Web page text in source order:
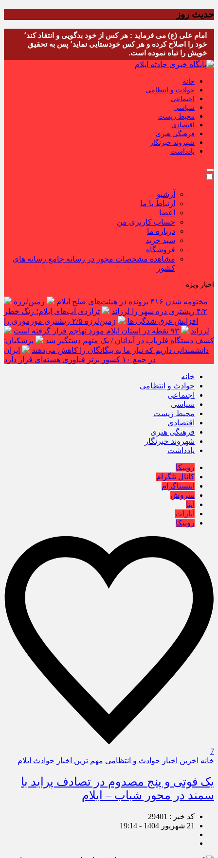
حدیث روز
امام علی (ع) می فرماید : هر کس از خود بدگویی و انتقاد کند٬
خود را اصلاح کرده و هر کس خودستایی نماید٬ پس به تحقیق
خویش را تباه نموده است.
خانه
حوادث و انتظامی
اجتماعی
سیاسی
محیط زیست
اقتصادی
فرهنگی هنری
شهروند خبرنگار
یادداشت
آرشیو
ارتباط با ما
اعضا
حساب کاربری من
درباره ما
سبد خرید
فروشگاه
مشاهده مشخصات مجوز در رسانه جامع رسانه های
کشور
اخبار ویژه
مختومه شدن ۴۱۶ پرونده در هیئت‌های صلح ایلام
زمین‌لرزه
۴/۲ ریشتری دره شهر را لرزاند
تراژدی آب‌های ایلام؛ زنگ خطر
افزایش غرق شدگی ها
زمین‌لرزه ۲/۵ ریشتری مورموری را
لرزاند
۹۳ نقطه در استان ایلام مورد تهاجم قرار گرفته است
کشف دستگاه فلزیاب در آبدانان / یک متهم دستگیر شد
پزشکیان:
دانشمندانی داریم که نیاز ما به بیگانگان را کاهش می‌دهند
ایران
در جمع ۱۰ کشور برتر فناوری هسته‌ای قرار دارد
خانه
حوادث و انتظامی
اجتماعی
سیاسی
محیط زیست
اقتصادی
فرهنگی هنری
شهروند خبرنگار
یادداشت
روبیکا
کانال تلگرام
اینستاگرام
سروش
ایتا
آپارات
روبیکا
7
خانه اخرین اخبار حوادث و انتظامی مهم ترین اخبار حوادث ایلام
یک فوتی و پنج مصدوم در تصادف پراید با
سمند در محور شباب – ایلام
کد خبر : 29401
21 شهریور 1404 - 19:14